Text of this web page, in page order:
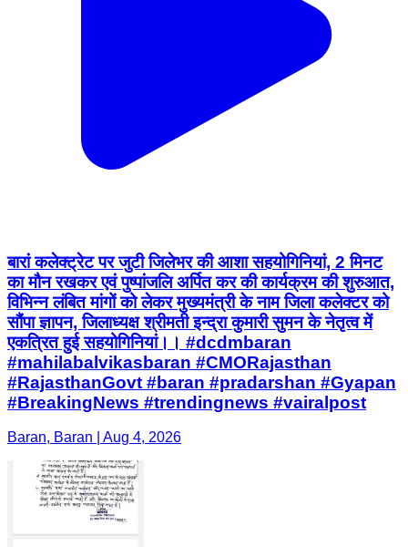
बारां कलेक्ट्रेट पर जुटी जिलेभर की आशा सहयोगिनियां, 2 मिनट
का मौन रखकर एवं पुष्पांजलि अर्पित कर की कार्यक्रम की शुरुआत,
विभिन्न लंबित मांगों को लेकर मुख्यमंत्री के नाम जिला कलेक्टर को
सौंपा ज्ञापन, जिलाध्यक्ष श्रीमती इन्द्रा कुमारी सुमन के नेतृत्व में
एकत्रित हुई सहयोगिनियां।। #dcdmbaran
#mahilabalvikasbaran #CMORajasthan
#RajasthanGovt #baran #pradarshan #Gyapan
#BreakingNews #trendingnews #vairalpost
Baran, Baran | Aug 4, 2026